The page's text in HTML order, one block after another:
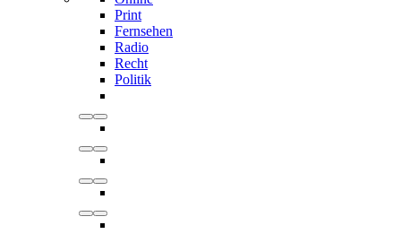
Print
Fernsehen
Radio
Recht
Politik